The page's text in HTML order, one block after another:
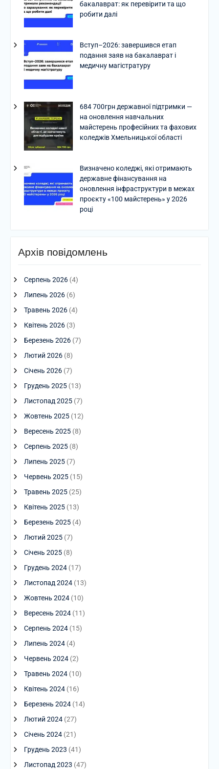
бакалаврат: як перевірити та що
робити далі
Вступ–2026: завершився етап
подання заяв на бакалаврат і
медичну магістратуру
684 700грн державної підтримки —
на оновлення навчальних
майстерень професійних та фахових
коледжів Хмельницької області
Визначено коледжі, які отримають
державне фінансування на
оновлення інфраструктури в межах
проєкту «100 майстерень» у 2026
році
Архів повідомлень
Серпень 2026(4)
Липень 2026(6)
Травень 2026(4)
Квітень 2026(3)
Березень 2026(7)
Лютий 2026(8)
Січень 2026(7)
Грудень 2025(13)
Листопад 2025(7)
Жовтень 2025(12)
Вересень 2025(8)
Серпень 2025(8)
Липень 2025(7)
Червень 2025(15)
Травень 2025(25)
Квітень 2025(13)
Березень 2025(4)
Лютий 2025(7)
Січень 2025(8)
Грудень 2024(17)
Листопад 2024(13)
Жовтень 2024(10)
Вересень 2024(11)
Серпень 2024(15)
Липень 2024(4)
Червень 2024(2)
Травень 2024(10)
Квітень 2024(16)
Березень 2024(14)
Лютий 2024(27)
Січень 2024(21)
Грудень 2023 (41)
Листопад 2023 (47)